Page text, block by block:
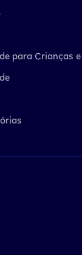
para Crianças